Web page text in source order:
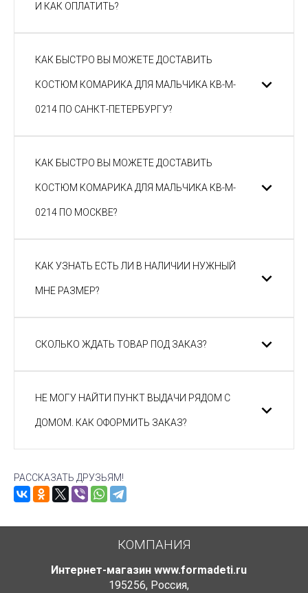
И КАК ОПЛАТИТЬ?
КАК БЫСТРО ВЫ МОЖЕТЕ ДОСТАВИТЬ
КОСТЮМ КОМАРИКА ДЛЯ МАЛЬЧИКА КВ-M-
0214 ПО САНКТ-ПЕТЕРБУРГУ?
КАК БЫСТРО ВЫ МОЖЕТЕ ДОСТАВИТЬ
КОСТЮМ КОМАРИКА ДЛЯ МАЛЬЧИКА КВ-M-
0214 ПО МОСКВЕ?
КАК УЗНАТЬ ЕСТЬ ЛИ В НАЛИЧИИ НУЖНЫЙ
МНЕ РАЗМЕР?
СКОЛЬКО ЖДАТЬ ТОВАР ПОД ЗАКАЗ?
НЕ МОГУ НАЙТИ ПУНКТ ВЫДАЧИ РЯДОМ С
ДОМОМ. КАК ОФОРМИТЬ ЗАКАЗ?
РАССКАЗАТЬ ДРУЗЬЯМ!
КОМПАНИЯ
Интернет-магазин www.formadeti.ru
195256, Россия,